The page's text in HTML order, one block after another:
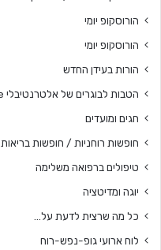
הורוסקופ יומי
הורוסקופ יומי
הורות בעידן החדש
הטבות לבוגרים של אלטרנטיבלי College
חגים ומועדים
חופשות רוחניות / חופשות בריאות
טיפולים ברפואה משלימה
יוגה ומדיטציה
כל מה שרצית לדעת על…
לוח ארועי גופ-נפש-רוח